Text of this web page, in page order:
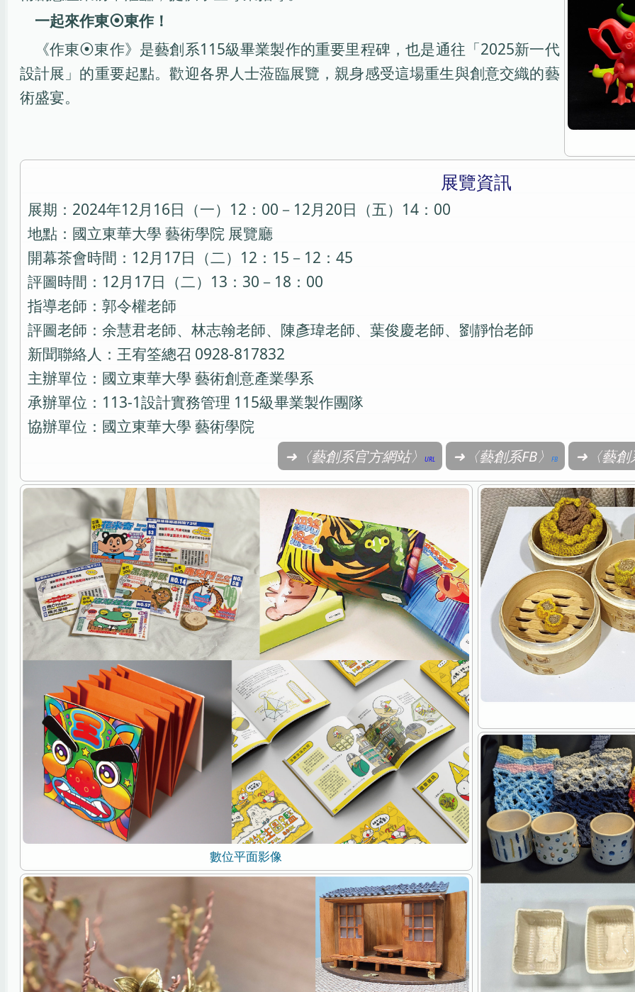
一起來作東⦿東作！
《作東⦿東作》是藝創系115級畢業製作的重要里程碑，也是通往「2025新一代
設計展」的重要起點。歡迎各界人士蒞臨展覽，親身感受這場重生與創意交織的藝
術盛宴。
展覽資訊
展期：2024年12月16日（一）12：00－12月20日（五）14：00
地點：國立東華大學 藝術學院 展覽廳
開幕茶會時間：12月17日（二）12：15－12：45
評圖時間：12月17日（二）13：30－18：00
指導老師：郭令權老師
評圖老師：余慧君老師、林志翰老師、陳彥瑋老師、葉俊慶老師、劉靜怡老師
新聞聯絡人：王宥筌總召 0928-817832
主辦單位：國立東華大學 藝術創意產業學系
承辦單位：113-1設計實務管理 115級畢業製作團隊
協辦單位：國立東華大學 藝術學院
➜〈藝創系官方網站〉
➜〈藝創系FB〉 ➜〈藝創
數位平面影像